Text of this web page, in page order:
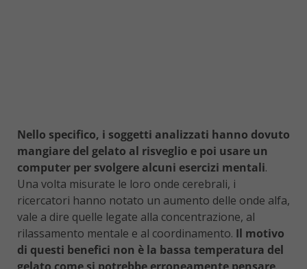
Nello specifico, i soggetti analizzati hanno dovuto
mangiare del gelato al risveglio e poi usare un
computer per svolgere alcuni esercizi mentali.
Una volta misurate le loro onde cerebrali, i
ricercatori hanno notato un aumento delle onde alfa,
vale a dire quelle legate alla concentrazione, al
rilassamento mentale e al coordinamento. Il motivo
di questi benefici non è la bassa temperatura del